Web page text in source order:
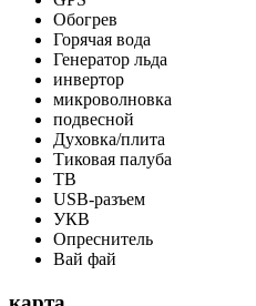
Обогрев
Горячая вода
Генератор льда
инвертор
микроволновка
подвесной
Духовка/плита
Тиковая палуба
ТВ
USB-разъем
УКВ
Опреснитель
Вай фай